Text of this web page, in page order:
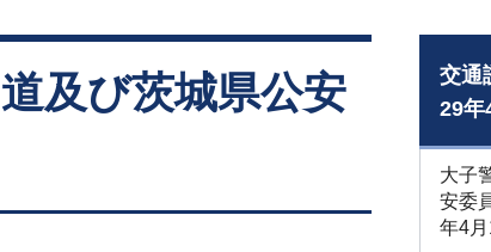
及び茨城県公安
交通
29年
大子
安委
年4月